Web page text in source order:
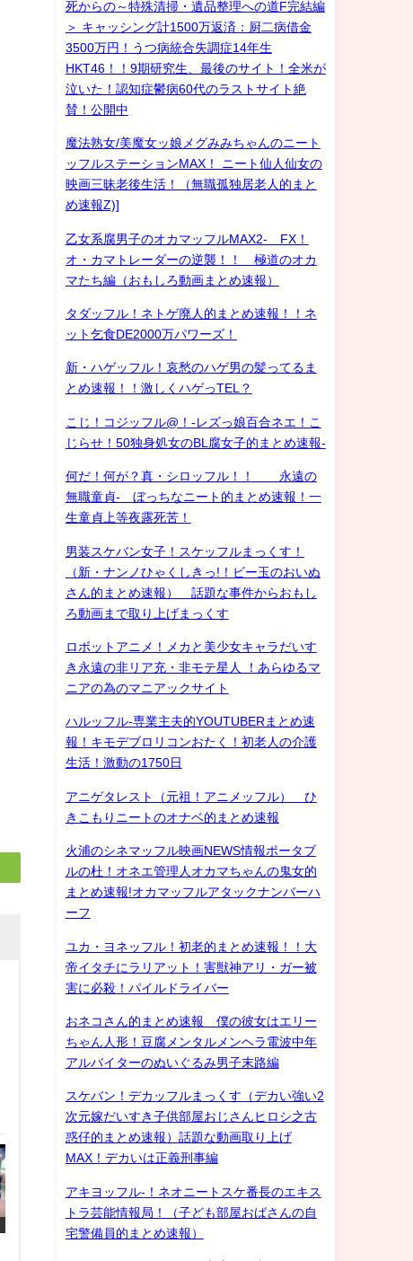
死からの～特殊清掃・遺品整理への道F完結編
＞ キャッシング計1500万返済：厨二病借金
3500万円！うつ病統合失調症14年生
HKT46！！9期研究生、最後のサイト！全米が
泣いた！認知症鬱病60代のラストサイト絶
賛！公開中
魔法熟女/美魔女ッ娘メグみみちゃんのニート
ッフルステーションMAX！ ニート仙人仙女の
映画三昧老後生活！（無職孤独居老人的まと
め速報Z)]
乙女系腐男子のオカマッフルMAX2- FX！
オ・カマトレーダーの逆襲！！ 極道のオカ
マたち編（おもしろ動画まとめ速報）
タダッフル！ネトゲ廃人的まとめ速報！！ネ
ット乞食DE2000万パワーズ！
新・ハゲッフル！哀愁のハゲ男の髪ってるま
とめ速報！！激しくハゲっTEL？
こじ！コジッフル@！-レズっ娘百合ネエ！こ
じらせ！50独身処女のBL腐女子的まとめ速報-
何だ！何が？真・シロッフル！！ 永遠の
無職童貞- ぼっちなニート的まとめ速報！一
生童貞上等夜露死苦！
男装スケバン女子！スケッフルまっくす！
（新・ナンノひゃくしきっ!！ビー玉のおいぬ
さん的まとめ速報） 話題な事件からおもし
ろ動画まで取り上げまっくす
ロボットアニメ！メカと美少女キャラだいす
き永遠の非リア充・非モテ星人 ！あらゆるマ
ニアの為のマニアックサイト
ハルッフル-専業主夫的YOUTUBERまとめ速
報！キモデブロリコンおたく！初老人の介護
生活！激動の1750日
アニゲタレスト（元祖！アニメッフル） ひ
きこもりニートのオナベ的まとめ速報
火浦のシネマッフル映画NEWS情報ポータブ
ルの杜！オネエ管理人オカマちゃんの鬼女的
まとめ速報!オカマッフルアタックナンバーハ
ーフ
ユカ・ヨネッフル！初老的まとめ速報！！大
帝イタチにラリアット！害獣神アリ・ガー被
害に必殺！パイルドライバー
おネコさん的まとめ速報 僕の彼女はエリー
ちゃん人形！豆腐メンタルメンヘラ電波中年
アルバイターのぬいぐるみ男子末路編
スケバン！デカッフルまっくす（デカい強い2
次元嫁だいすき子供部屋おじさんヒロシ之古
惑仔的まとめ速報）話題な動画取り上げ
MAX！デカいは正義刑事編
アキヨッフル-！ネオニートスケ番長のエキス
トラ芸能情報局！（子ども部屋おばさんの自
宅警備員的まとめ速報）